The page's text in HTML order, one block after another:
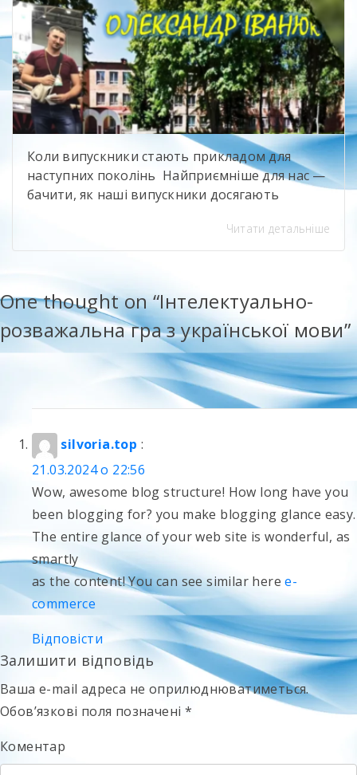
Коли випускники стають прикладом для
наступних поколінь Найприємніше для нас —
бачити, як наші випускники досягають
про свій навчальний заклад. Олександр
Іванюк — випускник будівельного напряму,
представляє компанію Sika, бере участь у
професійному саміті «Ліга майстрів» та є
одним із найсильніших майстрів-плиточників
[…]
Читати детальніше
One thought on “Інтелектуально-
розважальна гра з української мови”
silvoria.top :
21.03.2024 о 22:56
Wow, awesome blog structure! How long have you
been blogging for? you make blogging glance easy.
The entire glance of your web site is wonderful, as
smartly
as the content! You can see similar heree-
commerce
Відповісти
Залишити відповідь
Ваша e-mail адреса не оприлюднюватиметься.
Обов’язкові поля позначені *
Коментар